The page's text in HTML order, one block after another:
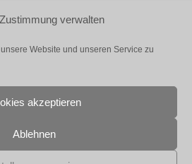
verwalten
Website und unseren Service zu
akzeptieren
Ablehnen